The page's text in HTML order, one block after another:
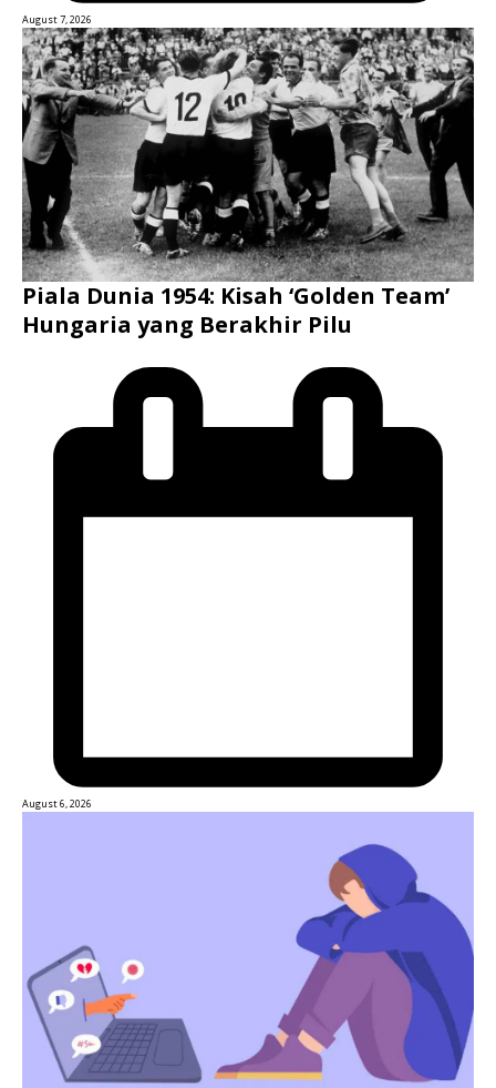
August 7, 2026
Piala Dunia 1954: Kisah ‘Golden Team’
Hungaria yang Berakhir Pilu
August 6, 2026